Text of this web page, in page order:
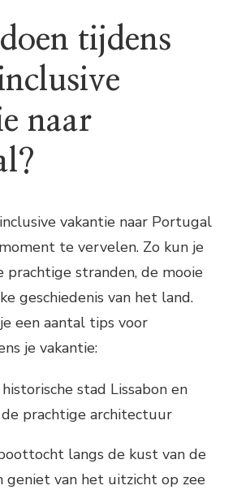
tijdens
naar
vakantie naar Portugal
te vervelen. Zo kun je
prachtige stranden, de mooie
geschiedenis van het land.
een aantal tips voor
je vakantie:
stad Lissabon en
prachtige architectuur
langs de kust van de
geniet van het uitzicht op zee